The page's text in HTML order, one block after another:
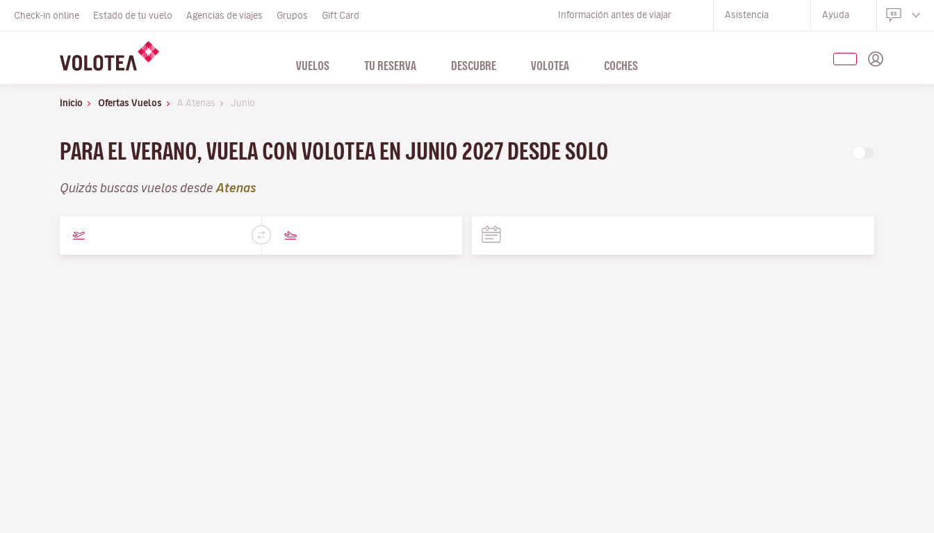
Check-in online Estado de tu vuelo Agencias de viajes Grupos Gift Card Información antes de viajar Asistencia Ayuda
VUELOS TU RESERVA DESCUBRE VOLOTEA COCHES
Inicio Ofertas Vuelos A Atenas Junio
PARA EL VERANO, VUELA CON VOLOTEA EN JUNIO 2027 DESDE SOLO
Quizás buscas vuelos desde Atenas